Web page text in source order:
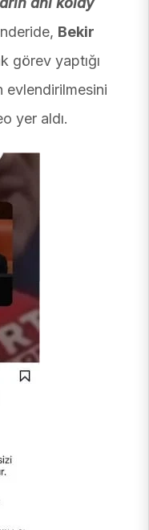
Bekir
görev yaptığı
evlendirilmesini
yer aldı.